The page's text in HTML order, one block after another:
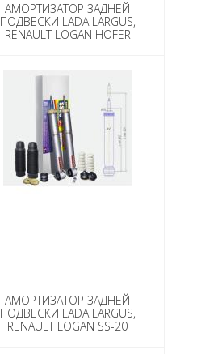
АМОРТИЗАТОР ЗАДНЕЙ
ПОДВЕСКИ LADA LARGUS,
RENAULT LOGAN HOFER
АМОРТИЗАТОР ЗАДНЕЙ
ПОДВЕСКИ LADA LARGUS,
RENAULT LOGAN SS-20